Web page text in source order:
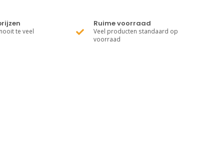
te veel
Ruime voorraad
Veel producten standaard op
voorraad